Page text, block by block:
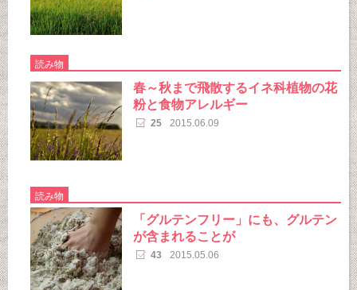
読み物
春～秋まで飛散するイネ科植物の花
粉と食物アレルギー
25 2015.06.09
読み物
「グルテンフリー」にも、グルテン
が含まれることが
43 2015.05.06